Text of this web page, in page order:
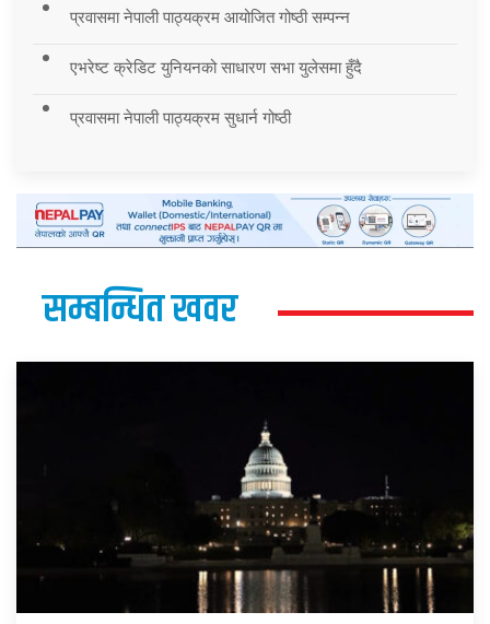
प्रवासमा नेपाली पाठ्यक्रम आयोजित गोष्ठी सम्पन्न
एभरेष्ट क्रेडिट युनियनको साधारण सभा युलेसमा हुँदै
प्रवासमा नेपाली पाठ्यक्रम सुधार्न गोष्ठी
सम्बन्धित खवर